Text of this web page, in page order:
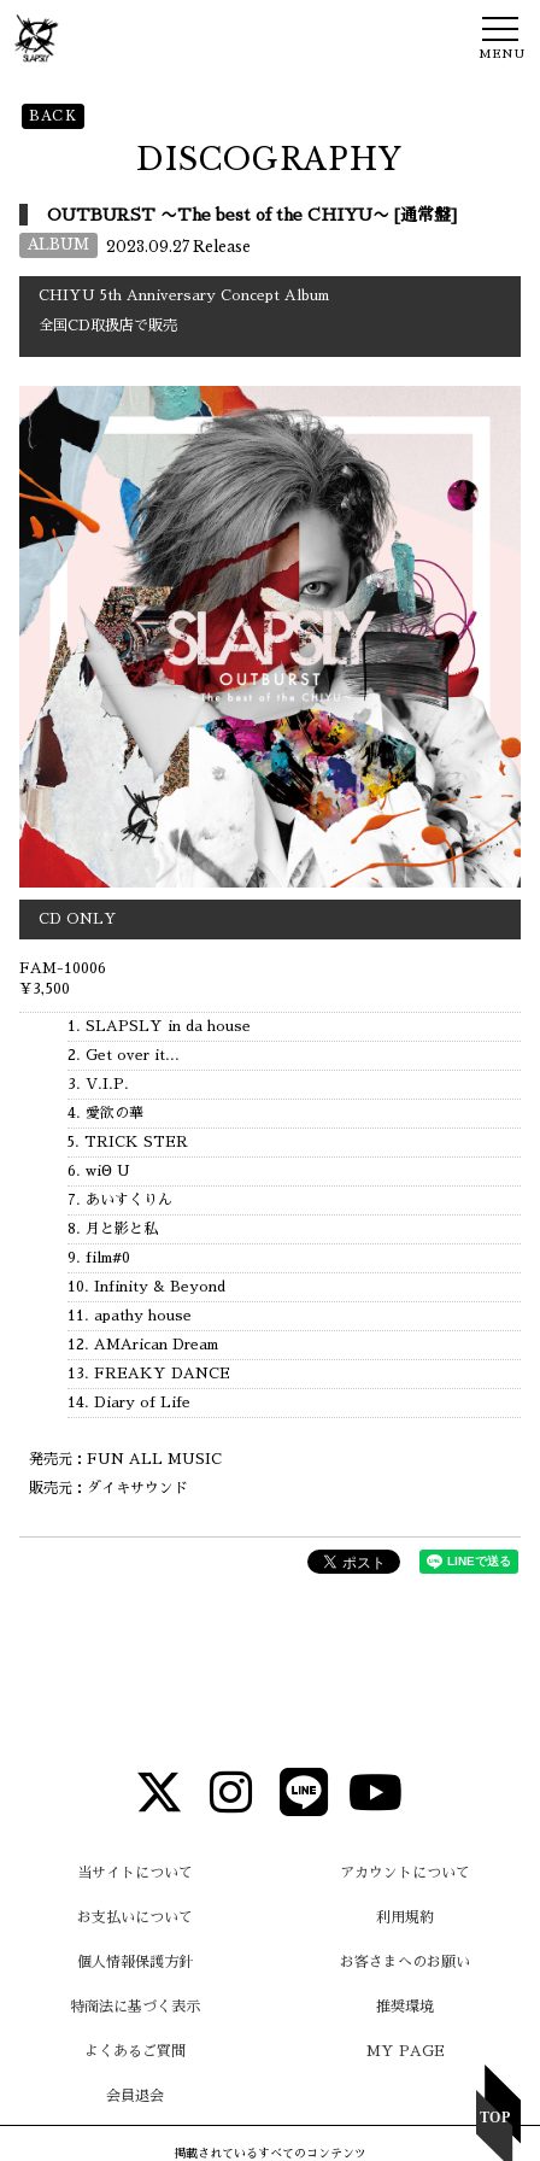
MENU
DISCOGRAPHY
BACK
OUTBURST 〜The best of the CHIYU〜 [通常盤]
ALBUM 2023.09.27 Release
CHIYU 5th Anniversary Concept Album
全国CD取扱店で販売
CD ONLY
FAM-10006
¥3,500
1. SLAPSLY in da house
2. Get over it...
3. V.I.P.
4. 愛欲の華
5. TRICK STER
6. wiΘ U
7. あいすくりん
8. 月と影と私
9. film#0
10. Infinity & Beyond
11. apathy house
12. AMArican Dream
13. FREAKY DANCE
14. Diary of Life
発売元：FUN ALL MUSIC
販売元：ダイキサウンド
当サイトについて アカウントについて
お支払いについて 利用規約
個人情報保護方針 お客さまへのお願い
特商法に基づく表示 推奨環境
よくあるご質問 MY PAGE
会員退会
掲載されているすべてのコンテンツ